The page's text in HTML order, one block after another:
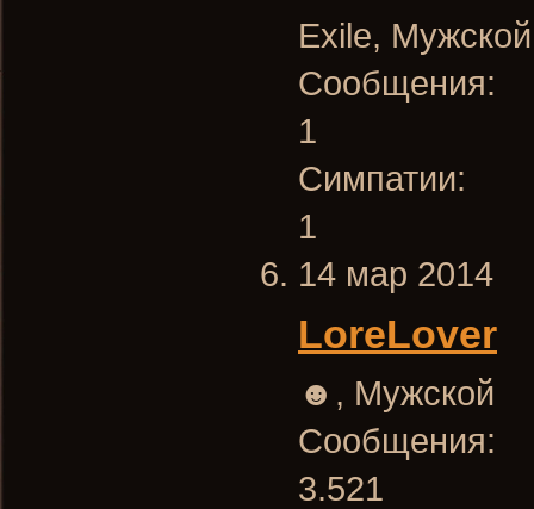
Exile,
Сообщения:
1
Симпатии:
1
14 мар 2014
LoreLover
☻ , Мужской
Сообщения:
3.521